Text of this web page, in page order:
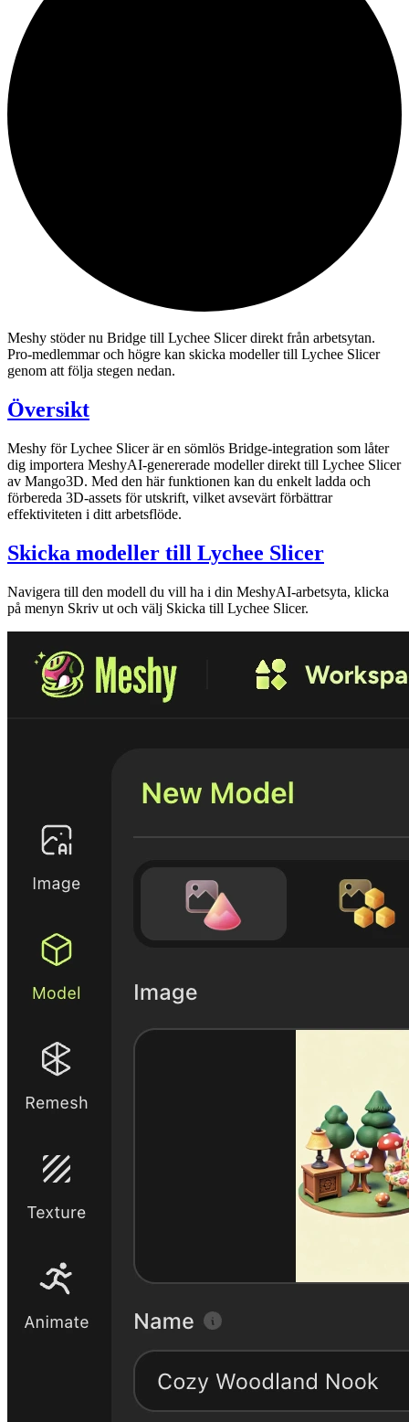
Meshy stöder nu Bridge till Lychee Slicer direkt från arbetsytan.
Pro-medlemmar och högre kan skicka modeller till Lychee Slicer
genom att följa stegen nedan.
Översikt
Meshy för Lychee Slicerär en sömlös Bridge-integration som låter
dig importera MeshyAI-genererade modellerdirekt till Lychee Slicer
av Mango3D. Med den här funktionen kan du enkelt ladda och
förbereda 3D-assets för utskrift, vilket avsevärt förbättrar
effektiviteten i ditt arbetsflöde.
Skicka modeller till Lychee Slicer
Navigera till den modell du vill ha i din MeshyAI-arbetsyta, klicka
på menyn Skriv ut och välj Skicka till Lychee Slicer.